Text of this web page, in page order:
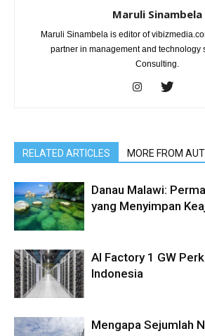
Maruli Sinambela
Maruli Sinambela is editor of
partner in management and technology
Consulting.
RELATED ARTICLES MORE FROM
Danau Malawi:
yang Menyimpan
AI Factory 1 GW
Indonesia
Mengapa Sejumlah